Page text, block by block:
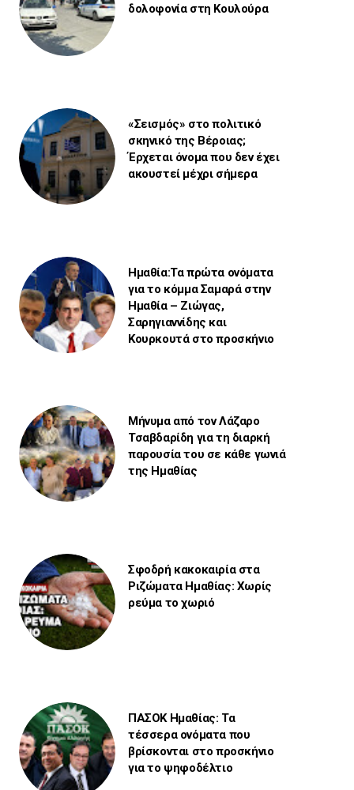
δολοφονία στη Κουλούρα
«Σεισμός» στο πολιτικό
σκηνικό της Βέροιας;
Έρχεται όνομα που δεν έχει
ακουστεί μέχρι σήμερα
Ημαθία:Τα πρώτα ονόματα
για το κόμμα Σαμαρά στην
Ημαθία – Ζιώγας,
Σαρηγιαννίδης και
Κουρκουτά στο προσκήνιο
Μήνυμα από τον Λάζαρο
Τσαβδαρίδη για τη διαρκή
παρουσία του σε κάθε γωνιά
της Ημαθίας
Σφοδρή κακοκαιρία στα
Ριζώματα Ημαθίας: Χωρίς
ρεύμα το χωριό
ΠΑΣΟΚ Ημαθίας: Τα
τέσσερα ονόματα που
βρίσκονται στο προσκήνιο
για το ψηφοδέλτιο